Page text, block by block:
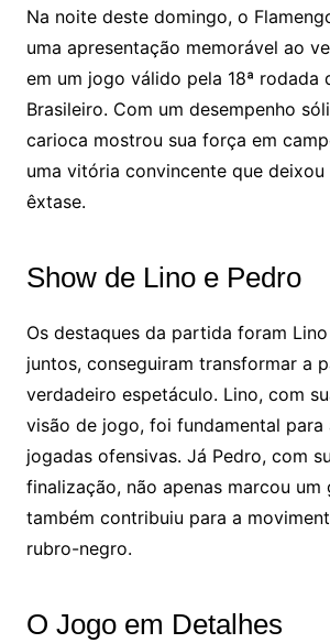
Na noite deste domingo, o
uma apresentação memorável ao
em um jogo válido pela 18ª rodada
Brasileiro. Com um desempenho
carioca mostrou sua força em
uma vitória convincente que
êxtase.
Show de Lino e Pedro
Os destaques da partida foram
juntos, conseguiram transformar a
verdadeiro espetáculo. Lino, com
visão de jogo, foi fundamental para
jogadas ofensivas. Já Pedro, com
finalização, não apenas marcou um
também contribuiu para a
rubro-negro.
O Jogo em Detalhes